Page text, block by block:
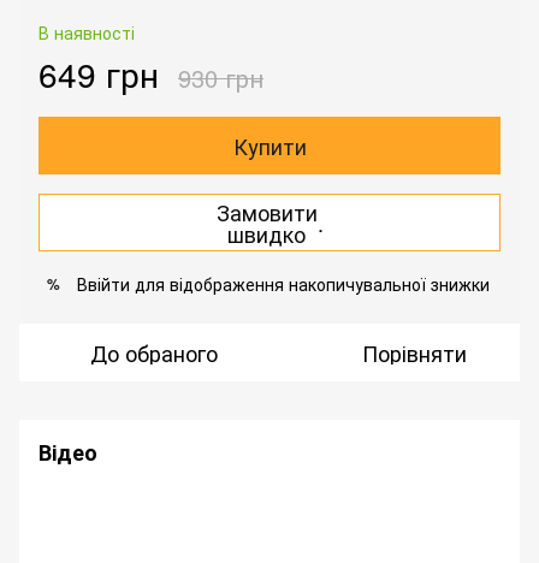
В наявності
649 грн 930 грн
Купити
Замовити
швидко .
% Ввійти для відображення накопичувальної знижки
До обраного Порівняти
Відео